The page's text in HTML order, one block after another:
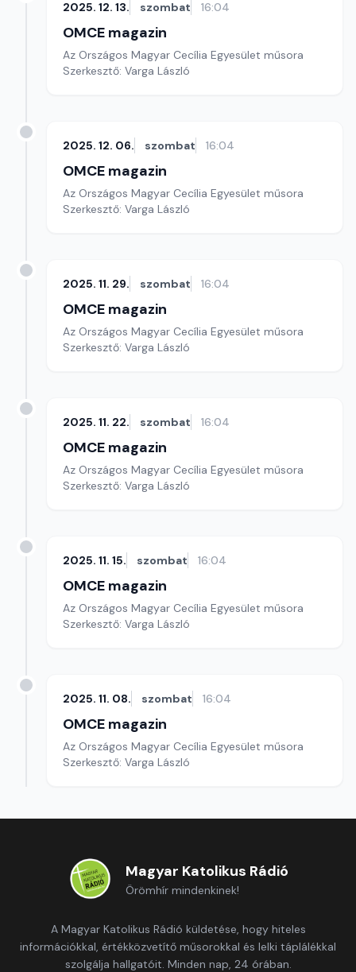
2025. 12. 13. szombat 16:04
OMCE magazin
Az Országos Magyar Cecília Egyesület műsora
Szerkesztő: Varga László
2025. 12. 06. szombat 16:04
OMCE magazin
Az Országos Magyar Cecília Egyesület műsora
Szerkesztő: Varga László
2025. 11. 29. szombat 16:04
OMCE magazin
Az Országos Magyar Cecília Egyesület műsora
Szerkesztő: Varga László
2025. 11. 22. szombat 16:04
OMCE magazin
Az Országos Magyar Cecília Egyesület műsora
Szerkesztő: Varga László
2025. 11. 15. szombat 16:04
OMCE magazin
Az Országos Magyar Cecília Egyesület műsora
Szerkesztő: Varga László
2025. 11. 08. szombat 16:04
OMCE magazin
Az Országos Magyar Cecília Egyesület műsora
Szerkesztő: Varga László
Magyar Katolikus Rádió
Örömhír mindenkinek!
A Magyar Katolikus Rádió küldetése, hogy hiteles
információkkal, értékközvetítő műsorokkal és lelki táplálékkal
szolgálja hallgatóit. Minden nap, 24 órában.